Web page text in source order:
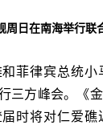
日在南海举行联
菲律宾总统
三方峰会。《
时将对仁爱礁